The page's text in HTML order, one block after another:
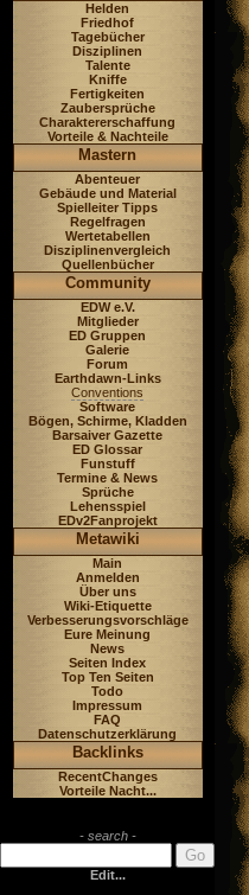
Helden
Friedhof
Tagebücher
Disziplinen
Talente
Kniffe
Fertigkeiten
Zaubersprüche
Charaktererschaffung
Vorteile & Nachteile
Mastern
Abenteuer
Gebäude und Material
Spielleiter Tipps
Regelfragen
Wertetabellen
Disziplinenvergleich
Quellenbücher
Community
EDW e.V.
Mitglieder
ED Gruppen
Galerie
Forum
Earthdawn-Links
Conventions
Software
Bögen, Schirme, Kladden
Barsaiver Gazette
ED Glossar
Funstuff
Termine & News
Sprüche
Lehensspiel
EDv2Fanprojekt
Metawiki
Main
Anmelden
Über uns
Wiki-Etiquette
Verbesserungsvorschläge
Eure Meinung
News
Seiten Index
Top Ten Seiten
Todo
Impressum
FAQ
Datenschutzerklärung
Backlinks
RecentChanges
Vorteile Nacht...
- search -
Edit...